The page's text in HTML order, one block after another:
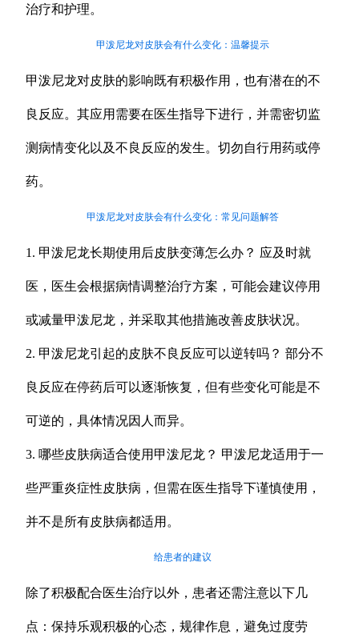
治疗和护理。
甲泼尼龙对皮肤会有什么变化：温馨提示
甲泼尼龙对皮肤的影响既有积极作用，也有潜在的不
良反应。其应用需要在医生指导下进行，并需密切监
测病情变化以及不良反应的发生。切勿自行用药或停
药。
甲泼尼龙对皮肤会有什么变化：常见问题解答
1. 甲泼尼龙长期使用后皮肤变薄怎么办？ 应及时就
医，医生会根据病情调整治疗方案，可能会建议停用
或减量甲泼尼龙，并采取其他措施改善皮肤状况。
2. 甲泼尼龙引起的皮肤不良反应可以逆转吗？ 部分不
良反应在停药后可以逐渐恢复，但有些变化可能是不
可逆的，具体情况因人而异。
3. 哪些皮肤病适合使用甲泼尼龙？ 甲泼尼龙适用于一
些严重炎症性皮肤病，但需在医生指导下谨慎使用，
并不是所有皮肤病都适用。
给患者的建议
除了积极配合医生治疗以外，患者还需注意以下几
点：保持乐观积极的心态，规律作息，避免过度劳